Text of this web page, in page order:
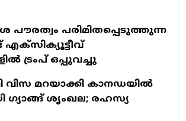
പൗരത്വം പരിമിതപ്പെടുത്തുന്ന
ട്രംപ് ഒപ്പുവച്ചു
വിസ മറയാക്കി കാനഡയിൽ
ശൃംഖല; രഹസ്യ